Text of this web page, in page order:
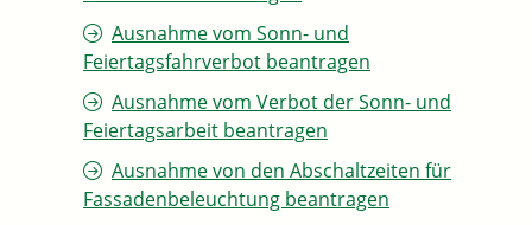
Ausnahme vom Sonn- und
Feiertagsfahrverbot beantragen
Ausnahme vom Verbot der Sonn- und
Feiertagsarbeit beantragen
Ausnahme von den Abschaltzeiten für
Fassadenbeleuchtung beantragen